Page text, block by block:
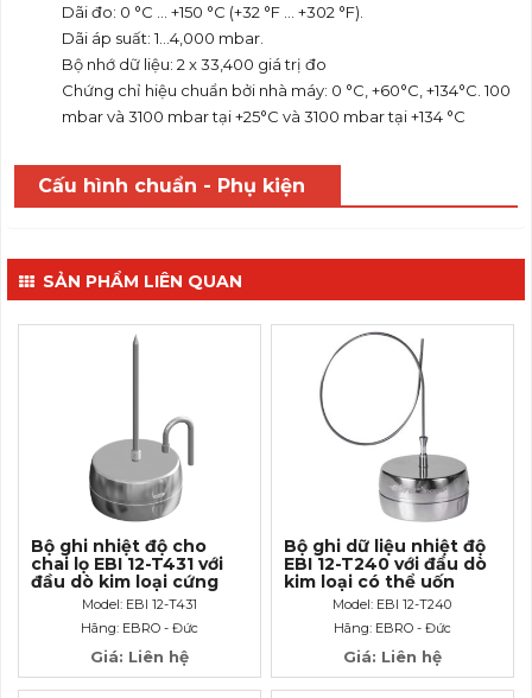
Dãi đo: 0 °C ... +150 °C (+32 °F ... +302 °F).
Dãi áp suất: 1…4,000 mbar.
Bộ nhớ dữ liệu: 2 x 33,400 giá trị đo
Chứng chỉ hiệu chuẩn bởi nhà máy: 0 °C, +60°C, +134°C. 100
mbar và 3100 mbar tại +25°C và 3100 mbar tại +134 °C
Cấu hình chuẩn - Phụ kiện
SẢN PHẨM LIÊN QUAN
Bộ ghi nhiệt độ cho
chai lọ EBI 12-T431 với
đầu dò kim loại cứng
dài 75mmModel: EBI 12-T431
Hãng: EBRO - Đức
Giá: Liên hệ
Bộ ghi dữ liệu nhiệt độ
EBI 12-T240 với đầu dò
kim loại có thể uốn
cong dài 250mm
Model: EBI 12-T240
Hãng: EBRO - Đức
Giá: Liên hệ